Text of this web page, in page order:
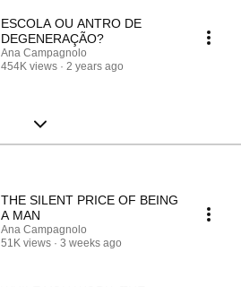
ESCOLA OU ANTRO DE
DEGENERAÇÃO?
Ana Campagnolo
454K views
2 years ago
THE SILENT PRICE OF BEING
A MAN
Ana Campagnolo
51K views
3 weeks ago